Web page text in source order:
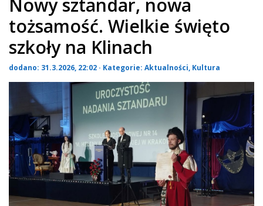
Nowy sztandar, nowa
tożsamość. Wielkie święto
szkoły na Klinach
dodano: 31.3.2026, 22:02 · Kategorie: Aktualności, Kultura